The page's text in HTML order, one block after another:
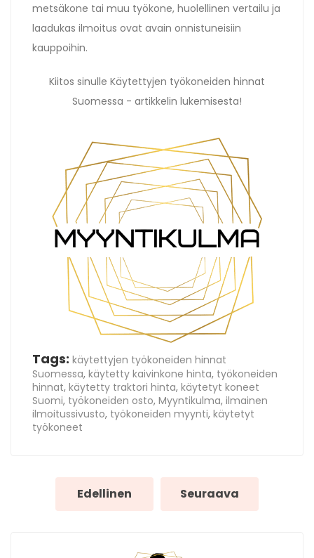
metsäkone tai muu työkone, huolellinen vertailu ja
laadukas ilmoitus ovat avain onnistuneisiin
kauppoihin.
Kiitos sinulle Käytettyjen työkoneiden hinnat
Suomessa - artikkelin lukemisesta!
Tags: käytettyjen työkoneiden hinnat
Suomessa, käytetty kaivinkone hinta, työkoneiden
hinnat, käytetty traktori hinta, käytetyt koneet
Suomi, työkoneiden osto, Myyntikulma, ilmainen
ilmoitussivusto, työkoneiden myynti, käytetyt
työkoneet
Edellinen Seuraava